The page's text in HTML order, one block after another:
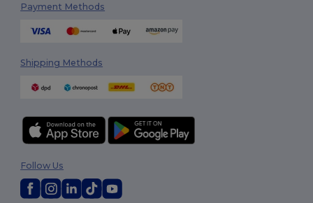
Payment Methods
Shipping Methods
Follow Us